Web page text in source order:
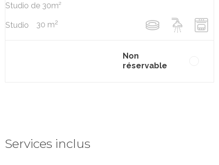
Studio de 30m²
Studio 30 m2
Non
réservable
Services inclus